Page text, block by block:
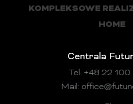
KOMPLEKSOWE
HOME
Centrala
Tel. +48 22 100
Mail: